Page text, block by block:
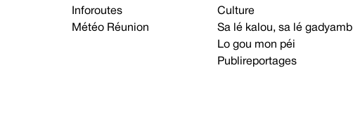
Inforoutes
Météo Réunion
Culture
Sa lé kalou, sa lé gadyamb
Lo gou mon péi
Publireportages